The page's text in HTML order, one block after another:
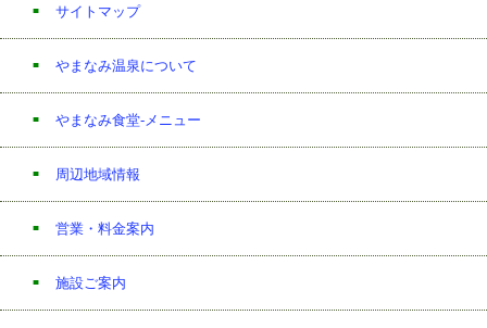
サイトマップ
やまなみ温泉について
やまなみ食堂-メニュー
周辺地域情報
営業・料金案内
施設ご案内